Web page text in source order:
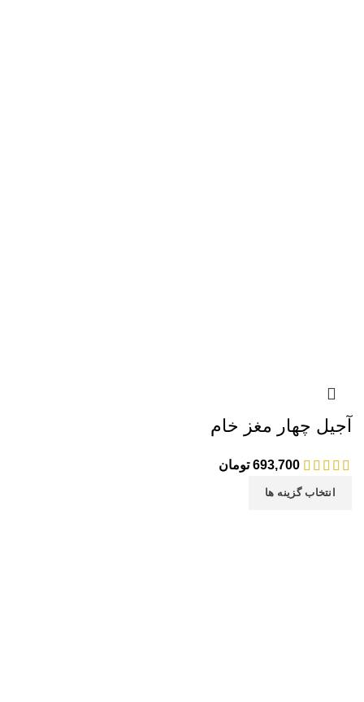
آجیل چهار مغز خام
693,700 تومان
انتخاب گزینه ها